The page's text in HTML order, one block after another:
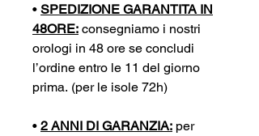
• SPEDIZIONE GARANTITA IN
48ORE: consegniamo i nostri
orologi in 48 ore se concludi
l’ordine entro le 11 del giorno
prima. (per le isole 72h)
• 2 ANNI DI GARANZIA: per